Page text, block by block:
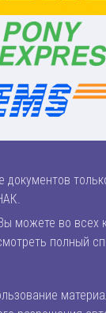
документов
можете во всех
полный